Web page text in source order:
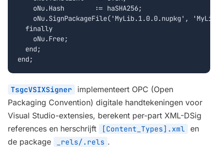
    oNu.Hash        := haSHA256;
oNu.SignPackageFile('MyLib.1.0.0.nupkg',
  finally
    oNu.Free;
  end;
end;
TsgcVSIXSigner
implementeert OPC (Open
Packaging Convention) digitale handtekeningen voor
Visual Studio-extensies, berekent per-part XML-DSig
references en herschrijft
[Content_Types].xml
en
de package
_rels/.rels .